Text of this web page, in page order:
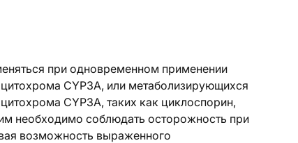
при одновременном применении
CYP3A, или метаболизирующихся
CYP3A, таких как циклоспорин,
необходимо соблюдать осторожность при
возможность выраженного